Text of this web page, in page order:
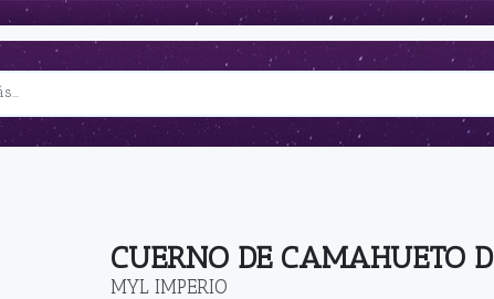
CUERNO DE CAMAHUETO
MYL IMPERIO